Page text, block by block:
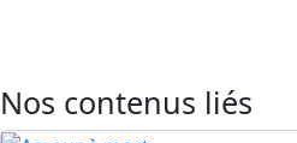
Nos contenus liés